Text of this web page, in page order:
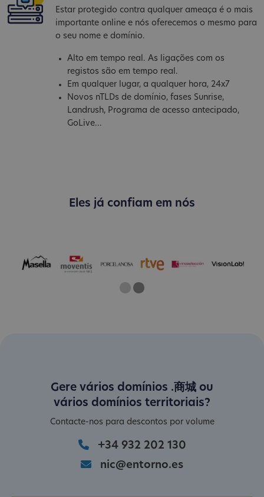
Estar protegido contra qualquer ameaça é o mais
importante online e nós oferecemos o mesmo para
o seu nome e domínio.
Alto em tempo real. As ligações com os
registos são em tempo real.
Em qualquer lugar, a qualquer hora, 24x7
Novos nTLDs de domínio, fases Sunrise,
Landrush, Programa de acesso antecipado,
GoLive...
Eles já confiam em nós
One
Current Slide
Two
Gere vários domínios .商城 ou
vários domínios territoriais?
Contacte-nos para descontos por volume
+34 932 202 130
nic@entorno.es